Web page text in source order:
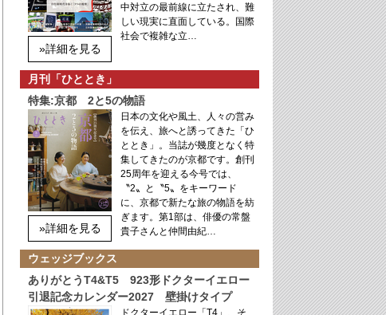
»詳細を見る
中対立の最前線に立たされ、難
しい現実に直面している。国際
社会で複雑な立…
月刊「ひととき」
特集:京都 2と5の物語
»詳細を見る
日本の文化や風土、人々の営み
を伝え、旅へと誘ってきた「ひ
ととき」。当誌が幾度となく特
集してきたのが京都です。創刊
25周年を迎える今号では、
〝2〟と〝5〟をキーワード
に、京都で新たな旅の物語を紡
ぎます。第1部は、俳優の常盤
貴子さんと仲間由紀…
ウェッジブックス
ありがとうT4&T5 923形ドクターイエロー
引退記念カレンダー2027 壁掛けタイプ
ドクターイエロー「T4」、そ